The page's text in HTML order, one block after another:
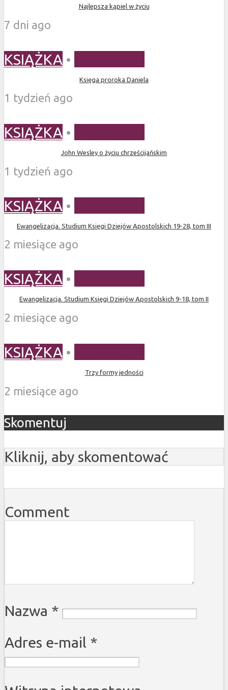
Najlepsza kąpiel w życiu
7 dni ago
KSIĄŻKA •
Księga proroka Daniela
1 tydzień ago
KSIĄŻKA •
John Wesley o życiu chrześcijańskim
1 tydzień ago
KSIĄŻKA •
Ewangelizacja. Studium Księgi Dziejów Apostolskich 19-28, tom III
2 miesiące ago
KSIĄŻKA •
Ewangelizacja. Studium Księgi Dziejów Apostolskich 9-18, tom II
2 miesiące ago
KSIĄŻKA •
Trzy formy jedności
2 miesiące ago
Skomentuj
Kliknij, aby skomentować
Comment
Nazwa *
Adres e-mail *